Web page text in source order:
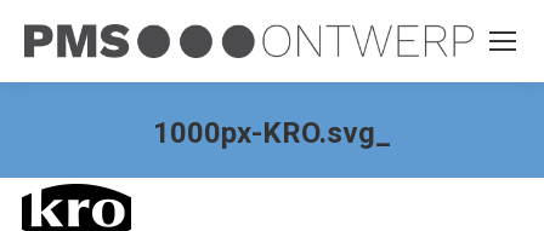
1000px-KRO.svg_